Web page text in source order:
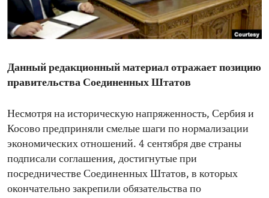
ENVIRONMENT AND HEALTH
IDEALS AND INSTITUTIONS
Данный редакционный материал отражает позицию
правительства Соединенных Штатов
Несмотря на историческую напряженность, Сербия и
Косово предприняли смелые шаги по нормализации
экономических отношений. 4 сентября две страны
подписали соглашения, достигнутые при
посредничестве Соединенных Штатов, в которых
окончательно закрепили обязательства по